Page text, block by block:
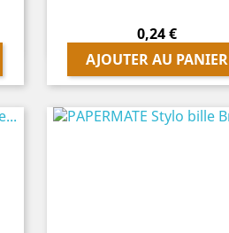
Prix
0,24 €
AJOUTER AU PANIER